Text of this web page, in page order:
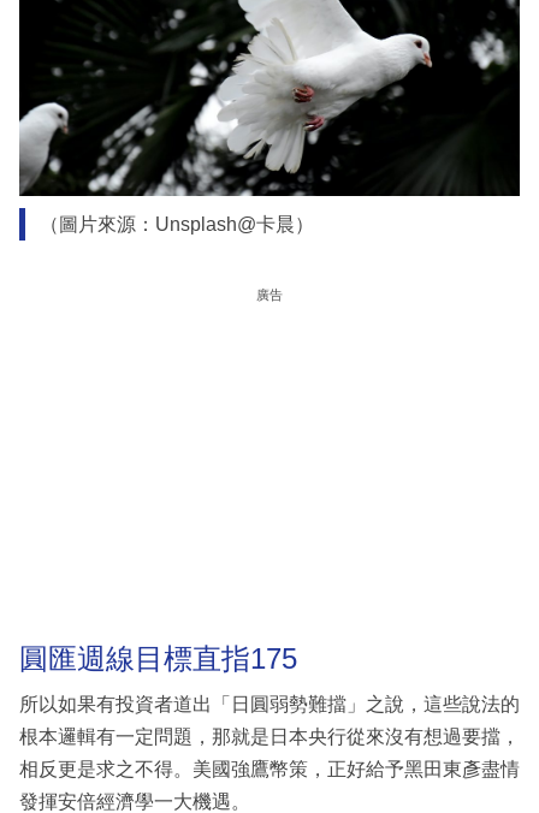
（圖片來源：Unsplash@卡晨）
廣告
圓匯週線目標直指175
所以如果有投資者道出「日圓弱勢難擋」之說，這些說法的
根本邏輯有一定問題，那就是日本央行從來沒有想過要擋，
相反更是求之不得。美國強鷹幣策，正好給予黑田東彥盡情
發揮安倍經濟學一大機遇。